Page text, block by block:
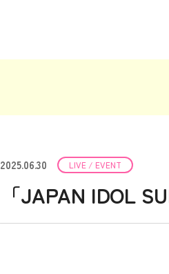
2025.06.30 LIVE / EVENT
「JAPAN IDOL